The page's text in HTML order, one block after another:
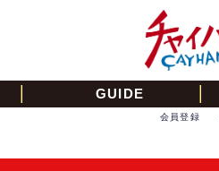
GUIDE
会員登録